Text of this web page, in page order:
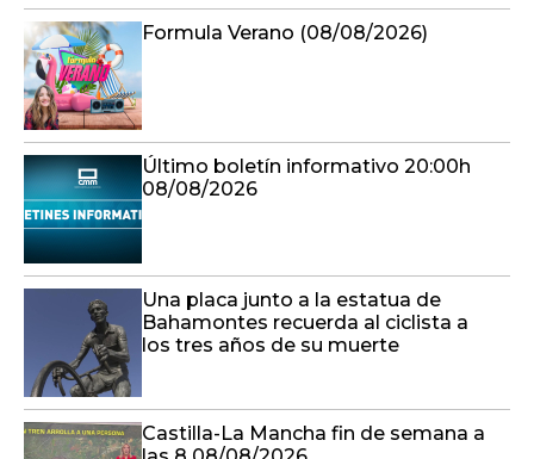
Formula Verano (08/08/2026)
Último boletín informativo 20:00h
08/08/2026
Una placa junto a la estatua de
Bahamontes recuerda al ciclista a
los tres años de su muerte
Castilla-La Mancha fin de semana a